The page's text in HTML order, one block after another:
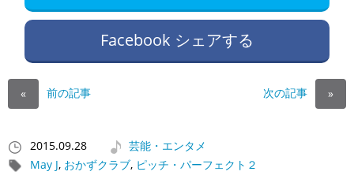
Facebook シェアする
« 前の記事 次の記事 »
2015.09.28
芸能・エンタメ
May J, おかずクラブ, ピッチ・パーフェクト２